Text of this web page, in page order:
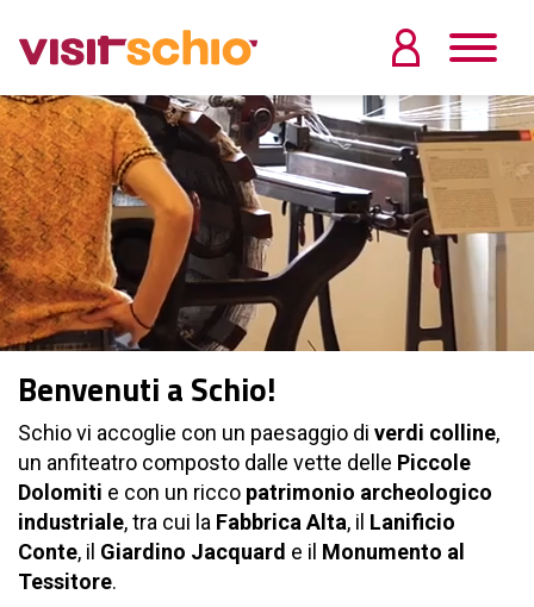
Benvenuti a Schio!
Schio vi accoglie con un paesaggio di verdi colline,
un anfiteatro composto dalle vette delle Piccole
Dolomiti e con un ricco patrimonio archeologico
industriale, tra cui la Fabbrica Alta, il Lanificio
Conte, il Giardino Jacquard e il Monumento al
Tessitore.